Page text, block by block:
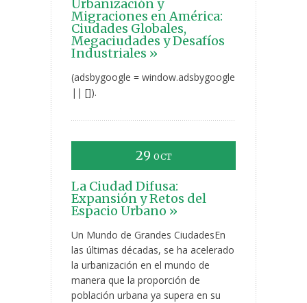
Urbanización y
Migraciones en América:
Ciudades Globales,
Megaciudades y Desafíos
Industriales »
(adsbygoogle = window.adsbygoogle
|| []).
29 OCT
La Ciudad Difusa:
Expansión y Retos del
Espacio Urbano »
Un Mundo de Grandes CiudadesEn
las últimas décadas, se ha acelerado
la urbanización en el mundo de
manera que la proporción de
población urbana ya supera en su